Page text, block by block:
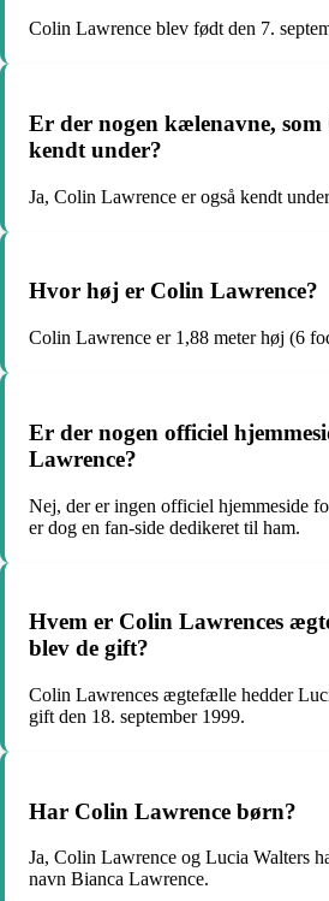
Colin Lawrence blev født den 7.
Er der nogen kælenavne,
kendt under?
Ja, Colin Lawrence er også kendt
Hvor høj er Colin Lawrence?
Colin Lawrence er 1,88 meter høj (6
Er der nogen officiel
Lawrence?
Nej, der er ingen officiel hjemmeside
er dog en fan-side dedikeret til ham.
Hvem er Colin Lawrences
blev de gift?
Colin Lawrences ægtefælle hedder
gift den 18. september 1999.
Har Colin Lawrence børn?
Ja, Colin Lawrence og Lucia Walters
navn Bianca Lawrence.